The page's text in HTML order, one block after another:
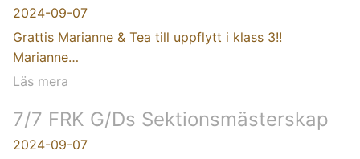
2024-09-07
Grattis Marianne & Tea till uppflytt i klass 3!!
Marianne…
Läs mera
7/7 FRK G/Ds Sektionsmästerskap
2024-09-07